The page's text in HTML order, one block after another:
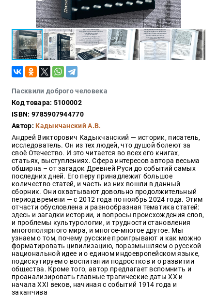
Пасквили доброго человека
Код товара: 5100002
ISBN: 9785907944770
Автор: Кадыкчанский А.В.
Андрей Викторович Кадыкчанский — историк, писатель,
исследователь. Он из тех людей, что душой болеют за
своё Отечество. И это читается во всех его книгах,
статьях, выступлениях. Сфера интересов автора весьма
обширна – от загадок Древней Руси до событий самых
последних дней. Его перу принадлежит большое
количество статей, и часть из них вошли в данный
сборник. Они охватывают довольно продолжительный
период времени — с 2012 года по ноябрь 2024 года. Этим
отчасти обусловлена и разнообразная тематика статей:
здесь и загадки истории, и вопросы происхождения слов,
и проблемы культурологии, и трудности становления
многополярного мира, и многое-многое другое. Мы
узнаем о том, почему русские проигрывают и как можно
форматировать цивилизацию, поразмышляем о русской
национальной идее и о едином индоевропейском языке,
подискутируем о воспитании подростков и о развитии
общества. Кроме того, автор предлагает вспомнить и
проанализировать главные трагические даты XX и
начала XXI веков, начиная с событий 1914 года и
заканчива
Военная
история
Конспирология
Политика
Религия
Туризм
Разное
Кухня,
гастрономия,
кулинария
Закон
Красота
и
здоровье
Оптовикам
Авторам
Контакты
Мероприятия
+7(499)
350-17-
79